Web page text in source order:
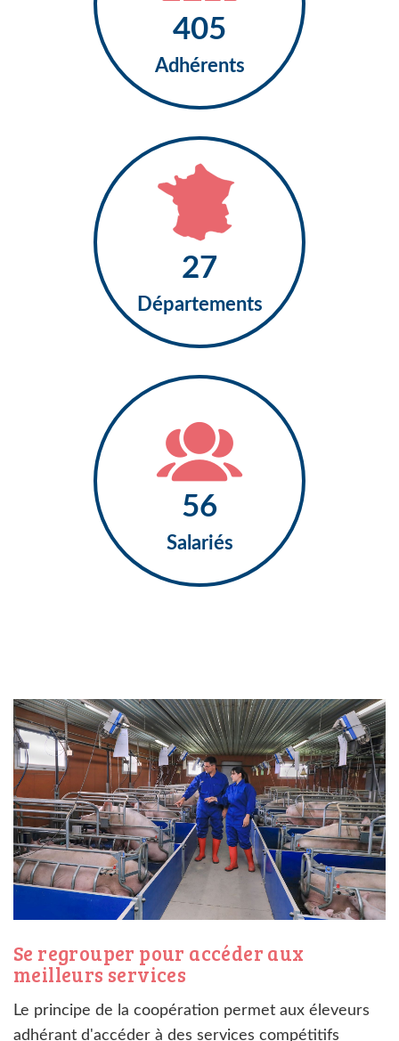
453
Adhérents
30
Départements
63
Salariés
Se regrouper pour accéder aux
meilleurs services
Le principe de la coopération permet aux éleveurs
adhérant d'accéder à des services compétitifs